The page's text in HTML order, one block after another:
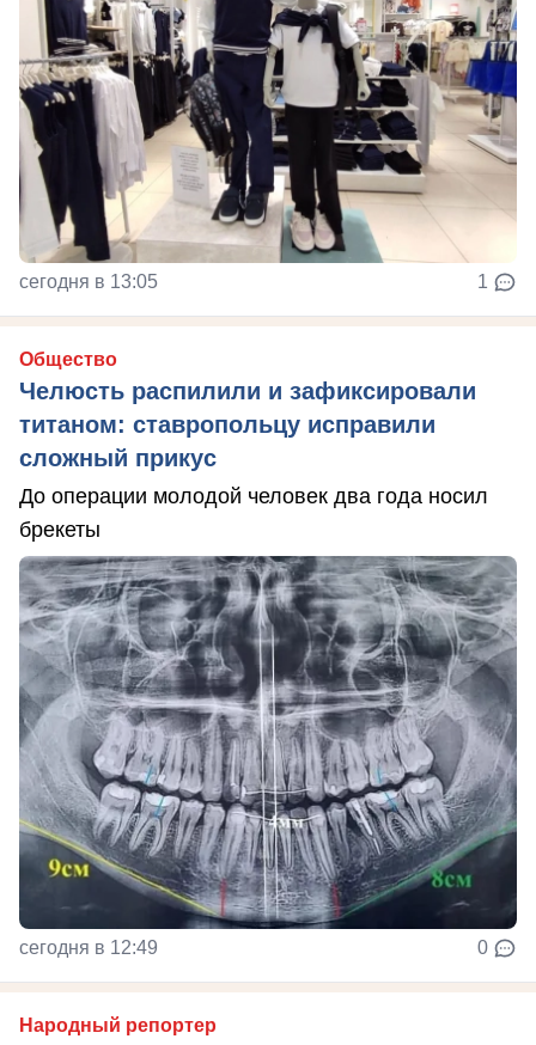
сегодня в 13:05 1
Общество
Челюсть распилили и зафиксировали
титаном: ставропольцу исправили
сложный прикус
До операции молодой человек два года носил
брекеты
сегодня в 12:49 0
Народный репортер